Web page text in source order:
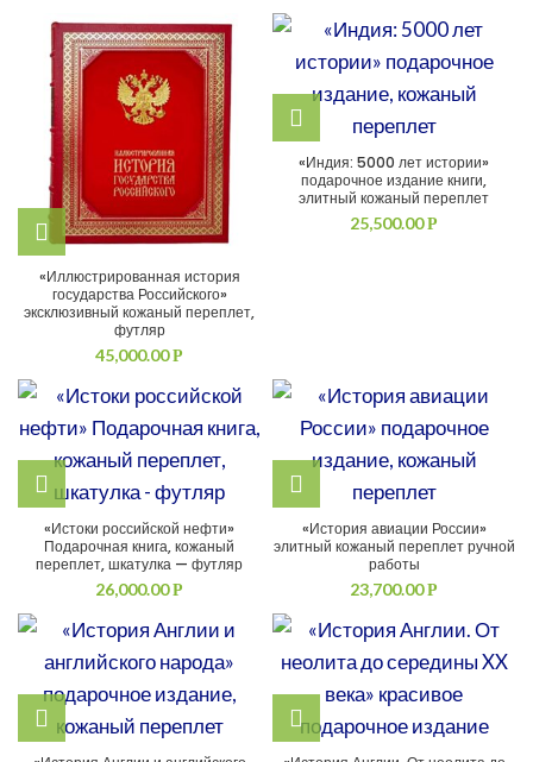
«Иллюстрированная история
государства Российского»
эксклюзивный кожаный переплет,
футляр
45,000.00Р
«Индия: 5000 лет истории»
подарочное издание книги,
элитный кожаный переплет
25,500.00Р
«Истоки российской нефти»
Подарочная книга, кожаный
переплет, шкатулка — футляр
26,000.00Р
«История авиации России»
элитный кожаный переплет ручной
работы
23,700.00Р